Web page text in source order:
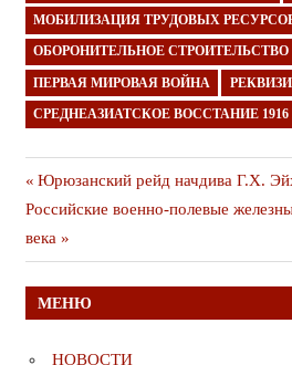
МОБИЛИЗАЦИЯ ТРУДОВЫХ
ОБОРОНИТЕЛЬНОЕ СТРОИТЕЛЬСТВО
ПЕРВАЯ МИРОВАЯ ВОЙНА
СРЕДНЕАЗИАТСКОЕ ВОССТАНИЕ 1916
Навигация
по
записям
Предыдущая
публикация
Юрюзанский рейд начдива Г.Х.
Следующая
публикация
Российские военно-полевые
века
МЕНЮ
НОВОСТИ